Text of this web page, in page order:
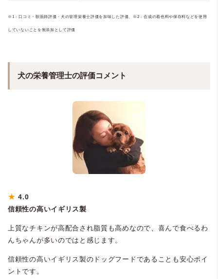
※1：口コミ・獣医師評価・犬の管理栄養士評価を加味した評価、 ※2：合成の着色料や保存料などを使用
していないことを無添加として評価
犬の栄養管理士の評価コメント
★ 4.0
信頼性の高いイギリス製
上質なチキンが高配合され脂質も高めなので、喜んで食べるわ
んちゃんが多いのではと感じます。
信頼性の高いイギリス製のドッグフードであることも安心ポイ
ントです。